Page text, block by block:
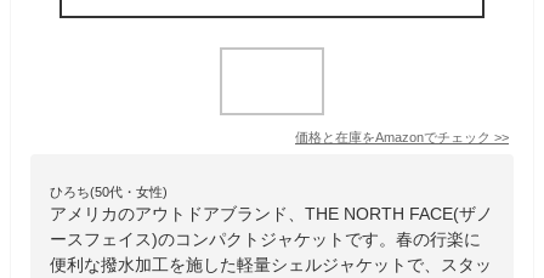
価格と在庫をAmazonでチェック >>
ひろち(50代・女性)
アメリカのアウトドアブランド、THE NORTH FACE(ザノ
ースフェイス)のコンパクトジャケットです。春の行楽に
便利な撥水加工を施した軽量シェルジャケットで、スタッ